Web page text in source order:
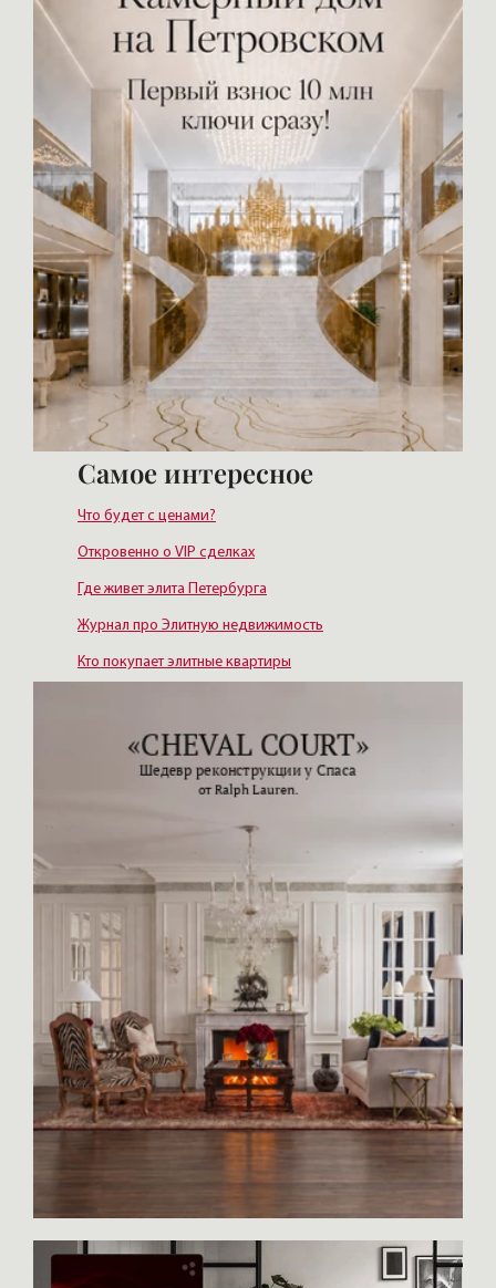
Самое интересное
Что будет с ценами?
Откровенно о VIP сделках
Где живет элита Петербурга
Журнал про Элитную недвижимость
Кто покупает элитные квартиры